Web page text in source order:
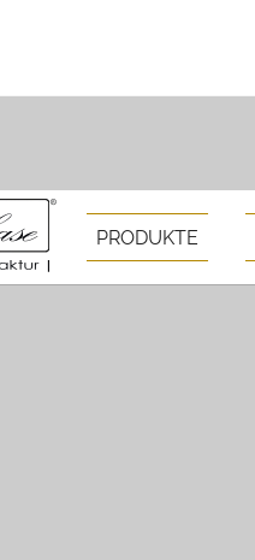
PRODUKTE